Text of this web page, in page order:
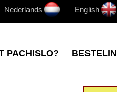
Nederlands English
PACHISLO?